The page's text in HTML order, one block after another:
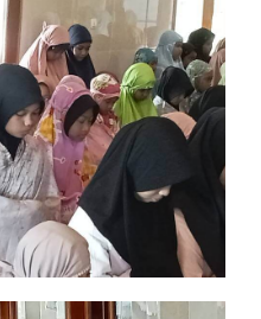
bersinergi